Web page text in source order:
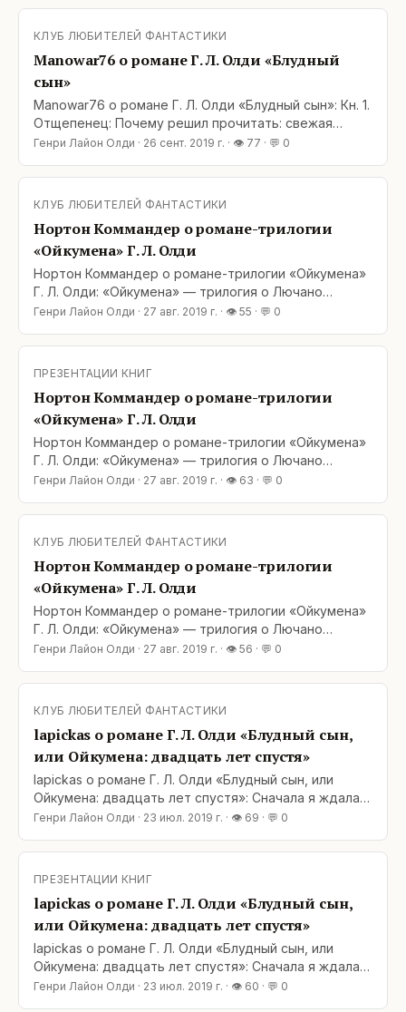
Перед последней трилогией был перерыв, но цикл
настолько яркий, что помнил практически всё.
Сюжет и слог безупречны. Да, это только завязка,
но читать
КЛУБ ЛЮБИТЕЛЕЙ ФАНТАСТИКИ
Manowar76 о романе Г. Л. Олди «Блудный
сын»
Manowar76 о романе Г. Л. Олди «Блудный сын»: Кн. 1.
Отщепенец: Почему решил прочитать: свежая
трилогия из цикла про Ойкумену. В итоге: первые
Перед последней трилогией был перерыв, но цикл
настолько яркий, что помнил практически всё.
Сюжет и слог безупречны. Да, это только завязка,
но читать
Генри Лайон Олди · 26 сент. 2019 г. · 👁 77 · 💬 0
КЛУБ ЛЮБИТЕЛЕЙ ФАНТАСТИКИ
Нортон Коммандер о романе-трилогии
«Ойкумена» Г. Л. Олди
Нортон Коммандер о романе-трилогии «Ойкумена»
Г. Л. Олди: «Ойкумена» — трилогия о Лючано
Борготте. Часто именно это произведение
космооперой. Впечатления о ней получаются
Галактика полностью заселена людьми и
терраформирована,
Генри Лайон Олди · 27 авг. 2019 г. · 👁 55 · 💬 0
ПРЕЗЕНТАЦИИ КНИГ
Нортон Коммандер о романе-трилогии
«Ойкумена» Г. Л. Олди
Нортон Коммандер о романе-трилогии «Ойкумена»
Г. Л. Олди: «Ойкумена» — трилогия о Лючано
Борготте. Часто именно это произведение
космооперой. Впечатления о ней получаются
неоднозначные. Мир действительно оригинальный.
Галактика полностью заселена людьми и
терраформирована,
Генри Лайон Олди · 27 авг. 2019 г. · 👁 63 · 💬 0
КЛУБ ЛЮБИТЕЛЕЙ ФАНТАСТИКИ
Нортон Коммандер о романе-трилогии
«Ойкумена» Г. Л. Олди
Нортон Коммандер о романе-трилогии «Ойкумена»
Г. Л. Олди: «Ойкумена» — трилогия о Лючано
Борготте. Часто именно это произведение
космооперой. Впечатления о ней получаются
неоднозначные. Мир действительно оригинальный.
Галактика полностью заселена людьми и
терраформирована,
Генри Лайон Олди · 27 авг. 2019 г. · 👁 56 · 💬 0
КЛУБ ЛЮБИТЕЛЕЙ ФАНТАСТИКИ
lapickas о романе Г. Л. Олди «Блудный сын,
или Ойкумена: двадцать лет спустя»
lapickas о романе Г. Л. Олди «Блудный сын, или
Ойкумена: двадцать лет спустя»: Сначала я ждала,
пока выйдет вся трилогия. Потом трилогия ждала,
не подвели.Ойкумена у них получилась с самого
развернуться. А здесь еще и ностальгическая нотка
— привет
Генри Лайон Олди · 23 июл. 2019 г. · 👁 69 · 💬 0
ПРЕЗЕНТАЦИИ КНИГ
lapickas о романе Г. Л. Олди «Блудный сын,
или Ойкумена: двадцать лет спустя»
lapickas о романе Г. Л. Олди «Блудный сын, или
Ойкумена: двадцать лет спустя»: Сначала я ждала,
пока выйдет вся трилогия. Потом трилогия ждала,
Генри Лайон Олди · 23 июл. 2019 г. · 👁 60 · 💬 0